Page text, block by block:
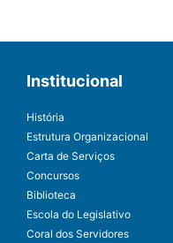
Institucional
História
Estrutura Organizacional
Carta de Serviços
Concursos
Biblioteca
Escola do Legislativo
Coral dos Servidores